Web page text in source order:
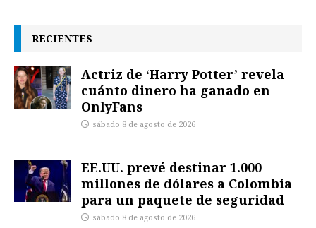
RECIENTES
Actriz de ‘Harry Potter’ revela
cuánto dinero ha ganado en
OnlyFans
sábado 8 de agosto de 2026
EE.UU. prevé destinar 1.000
millones de dólares a Colombia
para un paquete de seguridad
sábado 8 de agosto de 2026